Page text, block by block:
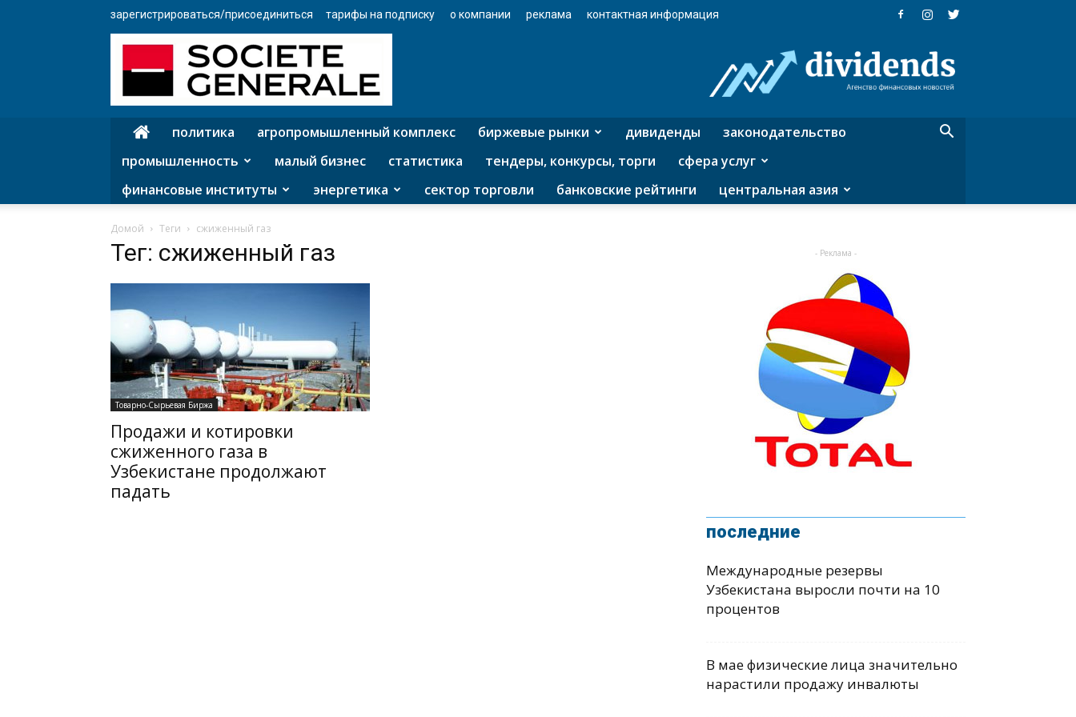
зарегистрироваться/присоединиться тарифы на подписку о компании реклама контактная информация
агентство
финансовых
политика агропромышленный комплекс биржевые рынки дивиденды
законодательство
промышленность
малый бизнес статистика тендеры, конкурсы, торги
сфера услуг
финансовые институты
энергетика сектор торговли банковские рейтинги центральная азия
Домой Теги сжиженный газ
Тег: сжиженный газ
Товарно-Сырьевая Биржа
Продажи и котировки
сжиженного газа в
Узбекистане продолжают
падать
- Реклама -
последние
Международные резервы
Узбекистана выросли почти на 10
процентов
В мае физические лица значительно
нарастили продажу инвалюты